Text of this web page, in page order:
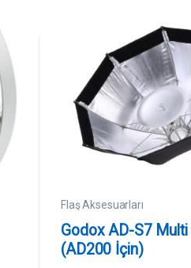
Flaş Aksesuarları
Godox AD-S7
(AD200 İçin)